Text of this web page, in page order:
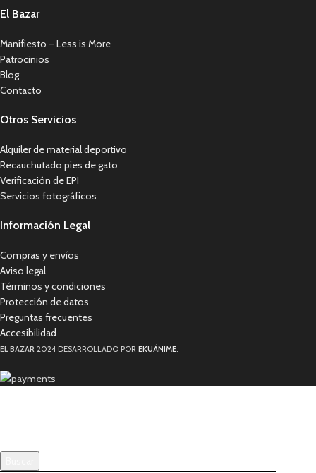
El Bazar
Manifiesto – Less is More
Patrocinios
Blog
Contacto
Otros Servicios
Alquiler de material deportivo
Recauchutado pies de gato
Verificación de EPI
Servicios fotográficos
Información Legal
Compras y envíos
Aviso legal
Términos y condiciones
Protección de datos
Preguntas frecuentes
Accesibilidad
EL BAZAR 2024 DESARROLLADO POR EKUÁNIME